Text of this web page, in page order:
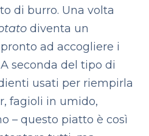
di burro. Una volta
diventa un
ad accogliere i
seconda del tipo di
usati per riempirla
fagioli in umido,
– questo piatto è così